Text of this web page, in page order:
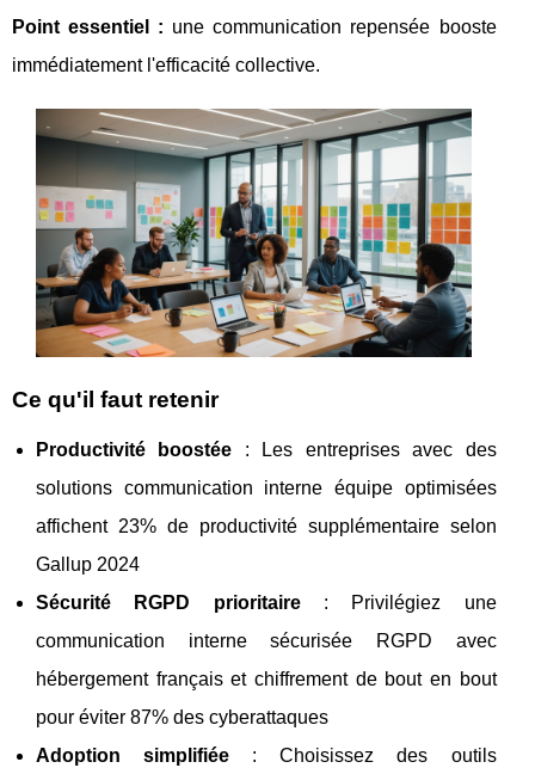
Point essentiel : une communication repensée booste
immédiatement l'efficacité collective.
Ce qu'il faut retenir
Productivité boostée : Les entreprises avec des
solutions communication interne équipe optimisées
affichent 23% de productivité supplémentaire selon
Gallup 2024
Sécurité RGPD prioritaire: Privilégiez une
communication interne sécurisée RGPD avec
hébergement français et chiffrement de bout en bout
pour éviter 87% des cyberattaques
Adoption simplifiée : Choisissez des outils